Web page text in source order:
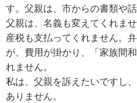
す。父親は、市からの書類や
父親は、名義も変えてくれま
産税も支払ってくれません。
が、費用が掛かり、「家族間
れません。
私は、父親を訴えたいですし
ありません。